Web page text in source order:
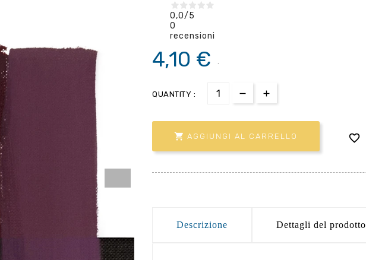
0,0/5
0
recensioni
4,10 €
QUANTITY :
 AGGIUNGI AL CARRELLO 
Descrizione Dettagli del prodotto